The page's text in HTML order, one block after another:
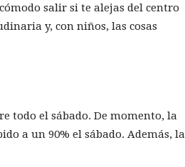
salir si te alejas del centro
y, con niños, las cosas
todo el sábado. De momento, la
a un 90% el sábado. Además, la